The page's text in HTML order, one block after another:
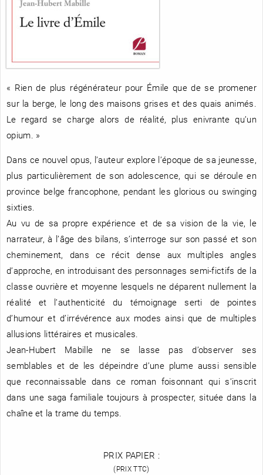
TOUT LE CATALOGUE
« Rien de plus régénérateur pour Émile que de se promener
sur la berge, le long des maisons grises et des quais animés.
Le regard se charge alors de réalité, plus enivrante qu’un
opium. »
Dans ce nouvel opus, l’auteur explore l’époque de sa jeunesse,
plus particulièrement de son adolescence, qui se déroule en
province belge francophone, pendant les glorious ou swinging
sixties.
Au vu de sa propre expérience et de sa vision de la vie, le
narrateur, à l’âge des bilans, s’interroge sur son passé et son
cheminement, dans ce récit dense aux multiples angles
d’approche, en introduisant des personnages semi-fictifs de la
classe ouvrière et moyenne lesquels ne déparent nullement la
réalité et l’authenticité du témoignage serti de pointes
d’humour et d’irrévérence aux modes ainsi que de multiples
allusions littéraires et musicales.
Jean-Hubert Mabille ne se lasse pas d’observer ses
semblables et de les dépeindre d’une plume aussi sensible
que reconnaissable dans ce roman foisonnant qui s’inscrit
dans une saga familiale toujours à prospecter, située dans la
chaîne et la trame du temps.
PRIX PAPIER :
(PRIX TTC)